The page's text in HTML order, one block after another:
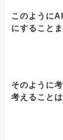
このように
にすること
そのように
考えること